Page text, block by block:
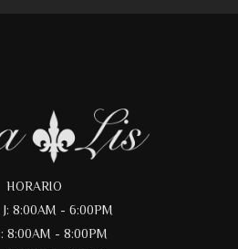
HORARIO
J: 8:00AM - 6:00PM
8:00AM - 8:00PM